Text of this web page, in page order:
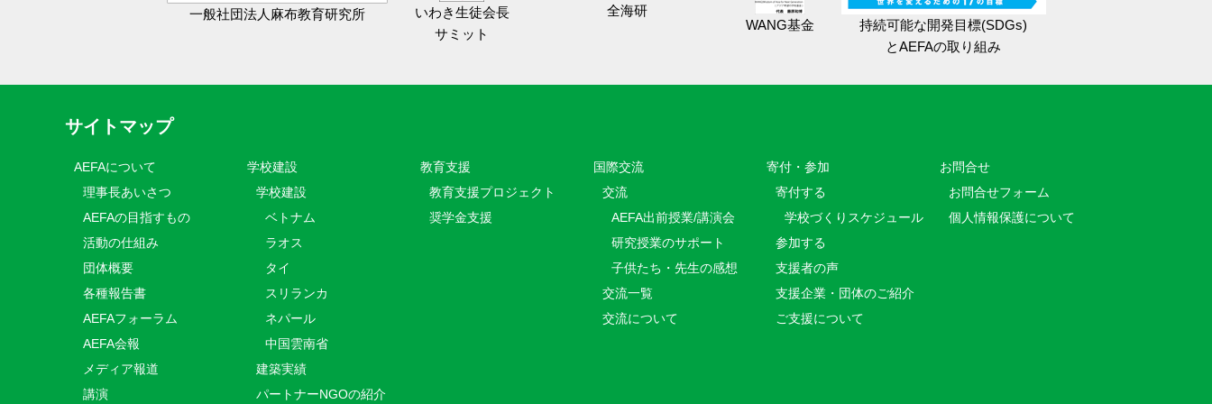
一般社団法人麻布教育研究所
いわき生徒会長
サミット
全海研
WANG基金
持続可能な開発目標(SDGs)
とAEFAの取り組み
サイトマップ
AEFAについて
理事長あいさつ
AEFAの目指すもの
活動の仕組み
団体概要
各種報告書
AEFAフォーラム
AEFA会報
メディア報道
講演
学校建設
学校建設
ベトナム
ラオス
タイ
スリランカ
ネパール
中国雲南省
建築実績
パートナーNGOの紹介
教育⽀援
教育⽀援プロジェクト
奨学金支援
国際交流
交流
AEFA出前授業/講演会
研究授業のサポート
子供たち・先生の感想
交流一覧
交流について
寄付・参加
寄付する
学校づくりスケジュール
参加する
支援者の声
支援企業・団体のご紹介
ご支援について
お問合せ
お問合せフォーム
個人情報保護について